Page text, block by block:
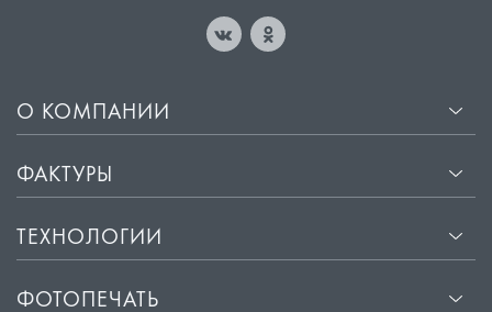
О КОМПАНИИ
ФАКТУРЫ
ТЕХНОЛОГИИ
ФОТОПЕЧАТЬ